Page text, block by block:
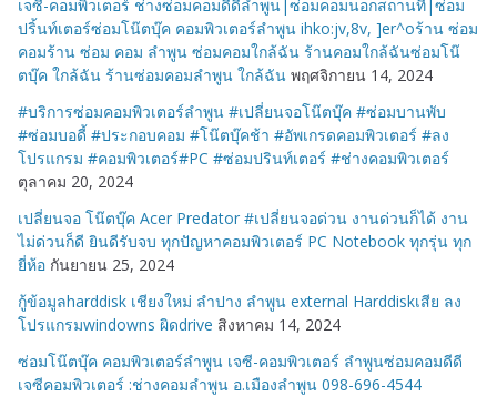
เจซี-คอมพิวเตอร์ ช่างซ่อมคอมดีดีลำพูน|ซ่อมคอมนอกสถานที่|ซ่อม
ปริ้นท์เตอร์ซ่อมโน๊ตบุ๊ค คอมพิวเตอร์ลำพูน ihko:jv,8v, ]er^oร้าน ซ่อม
คอมร้าน ซ่อม คอม ลำพูน ซ่อมคอมใกล้ฉัน ร้านคอมใกล้ฉันซ่อมโน๊
ตบุ๊ค ใกล้ฉัน ร้านซ่อมคอมลำพูน ใกล้ฉัน พฤศจิกายน 14, 2024
#บริการซ่อมคอมพิวเตอร์ลำพูน #เปลี่ยนจอโน๊ตบุ๊ค #ซ่อมบานพับ
#ซ่อมบอดี้ #ประกอบคอม #โน๊ตบุ๊คช้า #อัพเกรดคอมพิวเตอร์ #ลง
โปรแกรม #คอมพิวเตอร์#PC #ซ่อมปรินท์เตอร์ #ช่างคอมพิวเตอร์
ตุลาคม 20, 2024
เปลี่ยนจอ โน๊ตบุ๊ค Acer Predator #เปลี่ยนจอด่วน งานด่วนก็ได้ งาน
ไม่ด่วนก็ดี ยินดีรับจบ ทุกปัญหาคอมพิวเตอร์ PC Notebook ทุกรุ่น ทุก
ยี่ห้อ กันยายน 25, 2024
กู้ข้อมูลharddisk เชียงใหม่ ลำปาง ลำพูน external Harddiskเสีย ลง
โปรแกรมwindowns ผิดdrive สิงหาคม 14, 2024
ซ่อมโน๊ตบุ๊ค คอมพิวเตอร์ลำพูน เจซี-คอมพิวเตอร์ ลำพูนซ่อมคอมดีดี
เจซีคอมพิวเตอร์ :ช่างคอมลำพูน อ.เมืองลำพูน 098-696-4544